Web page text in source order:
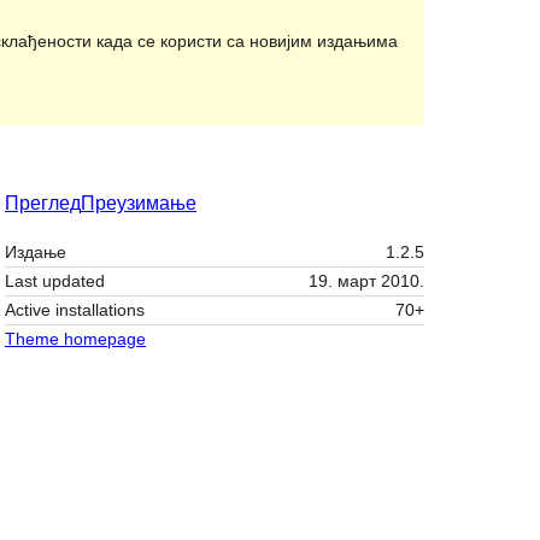
када се користи са новијим издањима
ПрегледПреузимање
Издање
1.2.5
Last updated
19. март 2010.
Active installations
70+
Theme homepage